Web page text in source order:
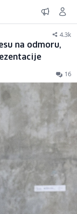
4.3k
na odmoru,
16